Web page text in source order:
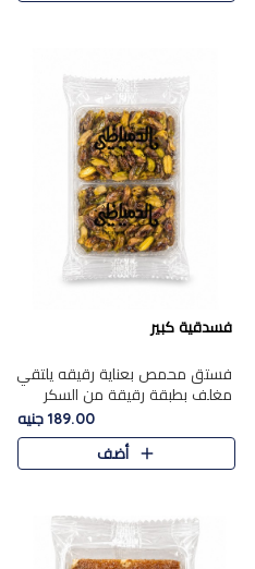
فسدقية كبير
فستق محمص بعناية رقيقه يلتقي
مغلف بطبقة رقيقة من السكر
المكرمل، ليقدم مذاقًا فاخرًا حلوي
شرقية فاخرة ونكهة غنية ناتي تميز
كل قطعة و قوام هش
189.00 جنيه
أضف